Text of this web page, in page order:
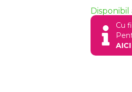
Disponibil
Cu
AICI